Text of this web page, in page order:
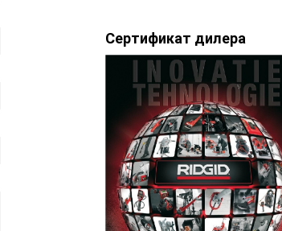
Сертификат дилера